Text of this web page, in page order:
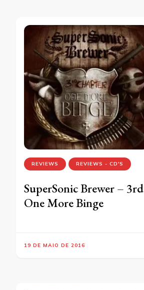
REVIEWS REVIEWS - CD'S
SuperSonic Brewer –
One More Binge
19 DE MAIO DE 2016